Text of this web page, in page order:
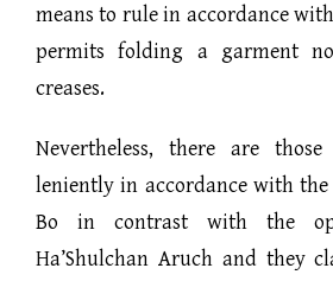
means to rule in accordance
permits folding a garment
creases.
Nevertheless, there are
leniently in accordance with
Bo in contrast with the
Ha’Shulchan Aruch and they